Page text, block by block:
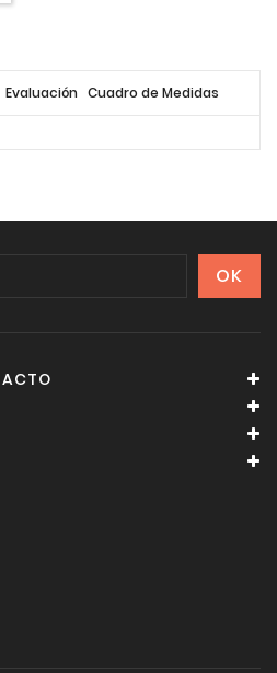
Evaluación Cuadro de Medidas